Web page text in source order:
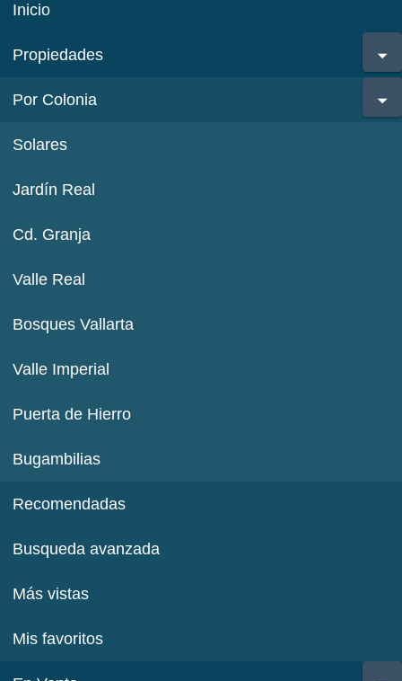
Inicio
Propiedades
Por Colonia
Solares
Jardín Real
Cd. Granja
Valle Real
Bosques Vallarta
Valle Imperial
Puerta de Hierro
Bugambilias
Recomendadas
Busqueda avanzada
Más vistas
Mis favoritos